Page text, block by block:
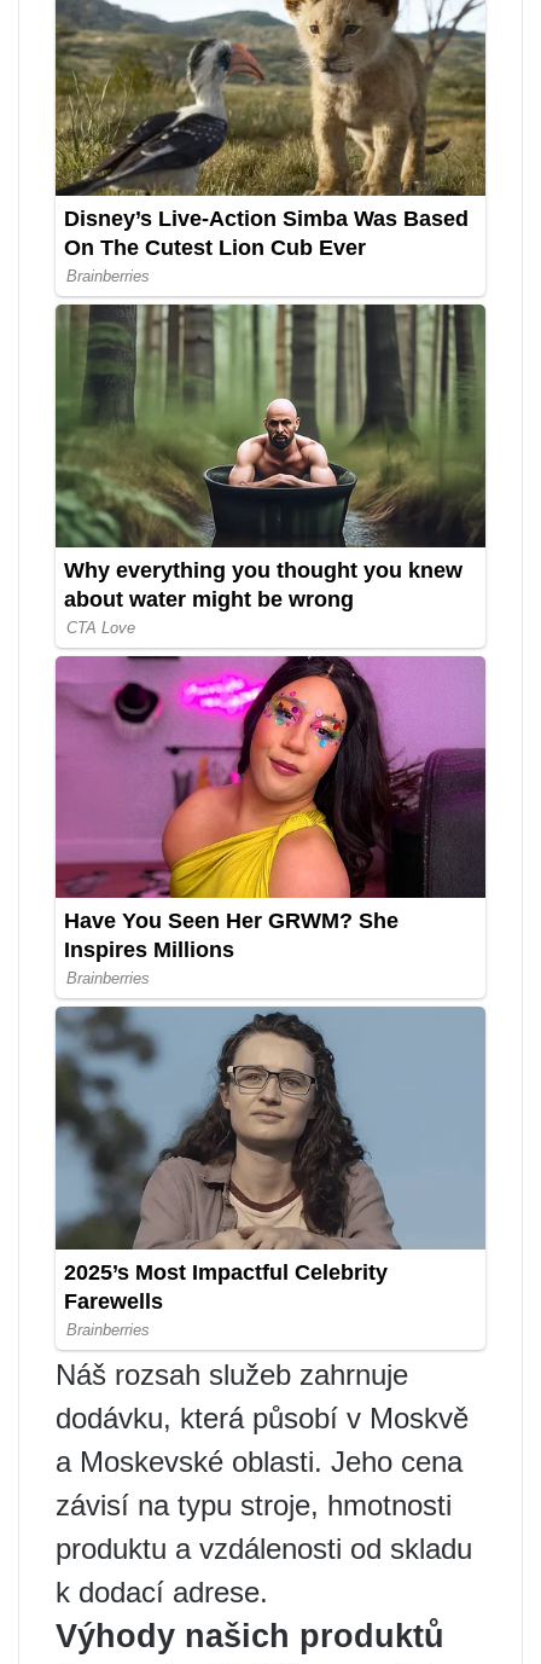
Náš rozsah služeb zahrnuje
dodávku, která působí v Moskvě
a Moskevské oblasti. Jeho cena
závisí na typu stroje, hmotnosti
produktu a vzdálenosti od skladu
k dodací adrese.
Výhody našich produktů